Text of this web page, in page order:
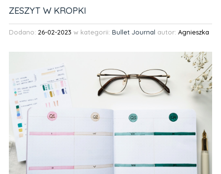
ZESZYT W KROPKI
Dodano: 26-02-2023 w kategorii: Bullet Journal autor: Agnieszka